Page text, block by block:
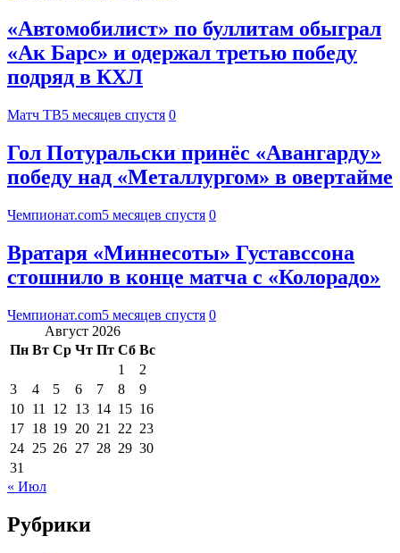
«Автомобилист» по буллитам обыграл
«Ак Барс» и одержал третью победу
подряд в КХЛ
Матч ТВ5 месяцев спустя 0
Гол Потуральски принёс «Авангарду»
победу над «Металлургом» в овертайме
Чемпионат.com5 месяцев спустя 0
Вратаря «Миннесоты» Густавссона
стошнило в конце матча с «Колорадо»
Чемпионат.com5 месяцев спустя 0
Август 2026
Пн Вт Ср Чт Пт Сб Вс
1
2
3
4 5 6 7 8
9
10 11 12 13 14 15 16
17 18 19 20 21 22 23
24 25 26 27 28 29 30
31
« Июл
Рубрики